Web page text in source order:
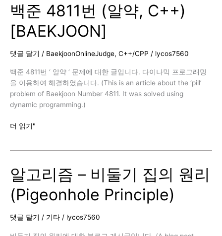
(멋
진
쌍,
C++)
백준 4811번 (알약, C++)
[BAEKJOON]
댓글 달기 / BaekjoonOnlineJudge, C++/CPP / lycos7560
백준 4811번 ‘ 알약 ‘ 문제에 대한 글입니다. 다이나믹 프로그래밍
을 이용하여 해결하였습니다. (This is an article about the ‘pill’
problem of Baekjoon Number 4811. It was solved using
dynamic programming.)
백
(알
약,
C++)
[BAEKJOON]
더 읽기"
알고리즘 – 비둘기 집의 원리
(Pigeonhole Principle)
댓글 달기 / 기타 / lycos7560